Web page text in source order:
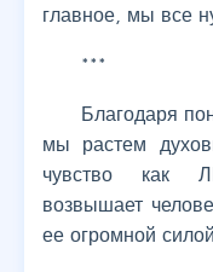
главное, мы все
***
Благодаря
мы растем
чувство как
возвышает
ее огромной